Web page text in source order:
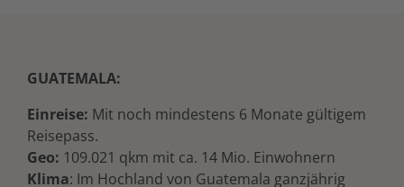
GUATEMALA:
Einreise: Mit noch mindestens 6 Monate gültigem
Reisepass.
Geo: 109.021 qkm mit ca. 14 Mio. Einwohnern
Klima: Im Hochland von Guatemala ganzjährig